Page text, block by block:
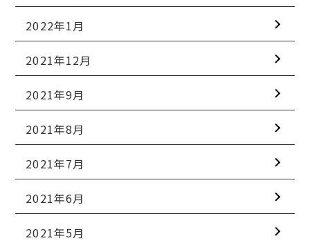
2022年1月
2021年12月
2021年9月
2021年8月
2021年7月
2021年6月
2021年5月